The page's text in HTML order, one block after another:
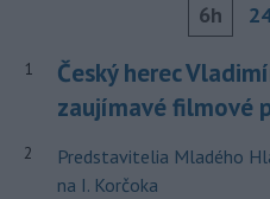
6h
1
Český herec
zaujímavé filmové
2
Predstavitelia Mladého
na I. Korčoka